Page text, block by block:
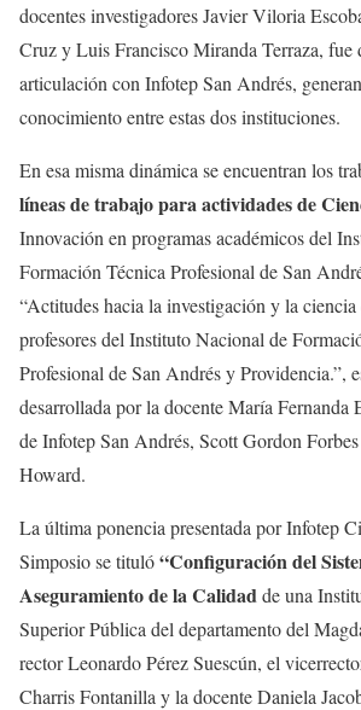
docentes investigadores Javier Viloria
Cruz y Luis Francisco Miranda Terraza, fue
articulación con Infotep San Andrés,
conocimiento entre estas dos instituciones.
En esa misma dinámica se encuentran los
líneas de trabajo para actividades de
Innovación en programas académicos del
Formación Técnica Profesional de San
“Actitudes hacia la investigación y la ciencia
profesores del Instituto Nacional de
Profesional de San Andrés y Providencia.”,
desarrollada por la docente María Fernanda
de Infotep San Andrés, Scott Gordon
Howard.
La última ponencia presentada por Infotep
Simposio se tituló“Configuración del
Aseguramiento de la Calidadde una
Superior Pública del departamento del
rector Leonardo Pérez Suescún, el
Charris Fontanilla y la docente Daniela